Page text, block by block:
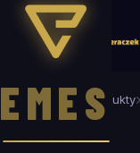
EMES
Strona główna Produkty